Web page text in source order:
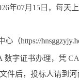
年07月15日，每天
（https://
数字证书办理，凭
件后，投标人请到